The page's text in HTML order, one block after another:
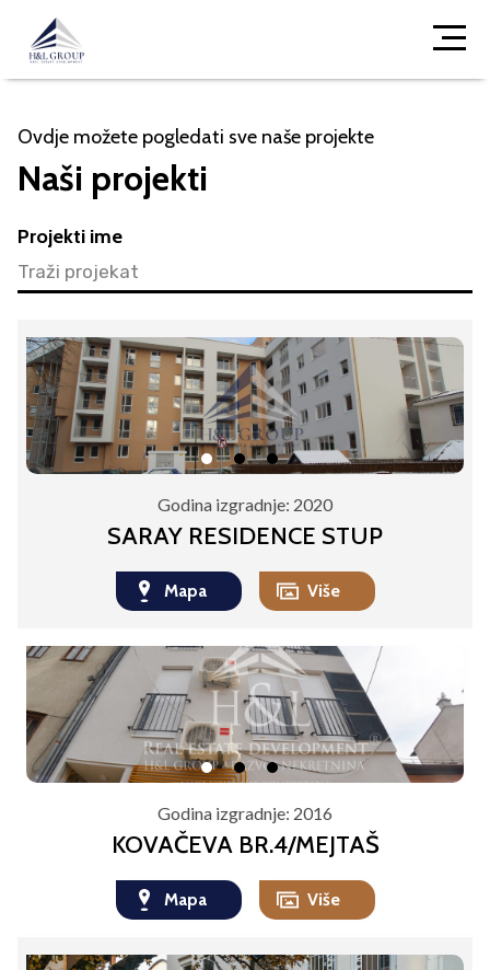
Ovdje možete pogledati sve naše projekte
Naši projekti
Projekti ime
Godina izgradnje: 2020
SARAY RESIDENCE STUP
Mapa Više
Godina izgradnje: 2016
KOVAČEVA BR.4/MEJTAŠ
Mapa Više